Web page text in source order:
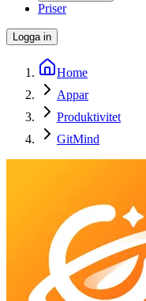
Priser
Logga in
Home
Appar
Produktivitet
GitMind